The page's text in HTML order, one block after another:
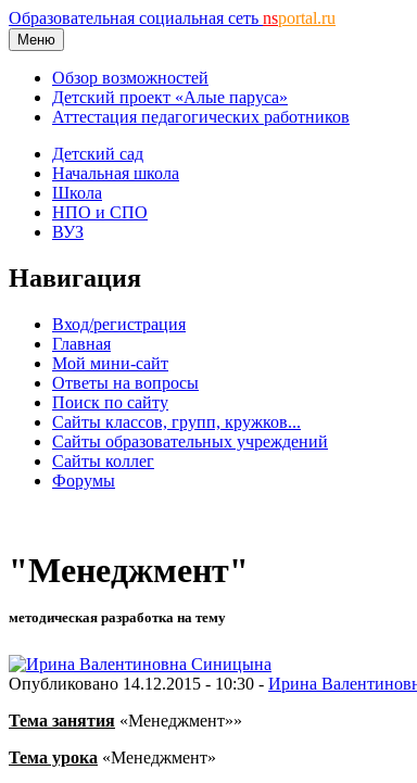
Образовательная социальная сеть nsportal.ru
Меню
Обзор возможностей
Детский проект «Алые паруса»
Аттестация педагогических работников
Детский сад
Начальная школа
Школа
НПО и СПО
ВУЗ
Навигация
Вход/регистрация
Главная
Мой мини-сайт
Ответы на вопросы
Поиск по сайту
Сайты классов, групп, кружков...
Сайты образовательных учреждений
Сайты коллег
Форумы
"Менеджмент"
методическая разработка на тему
Опубликовано 14.12.2015 - 10:30 - Ирина
Тема занятия «Менеджмент»»
Тема урока «Менеджмент»